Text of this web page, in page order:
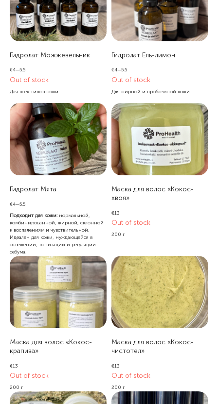
Гидролат Можжевельник
€4—5.5
Out of stock
Для всех типов кожи
Гидролат Ель-лимон
€4—5.5
Out of stock
Для жирной и проблемной кожи
Гидролат Мята
€4—5.5
Подходит для кожи: нормальной,
комбинированной, жирной, склонной
к воспалениям и чувствительной.
Идеален для кожи, нуждающейся в
освежении, тонизации и регуляции
себума.
Маска для волос «Кокос-
хвоя»
€13
Out of stock
200 г
Маска для волос «Кокос-
крапива»
€13
Out of stock
200 г
Маска для волос «Кокос-
чистотел»
€13
Out of stock
200 г